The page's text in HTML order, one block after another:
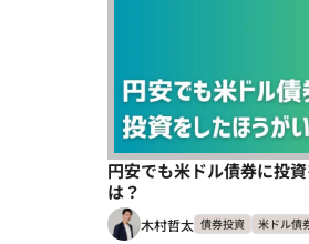
円安でも米ドル債券に投
は？
木村哲太 債券投資 米ドル債